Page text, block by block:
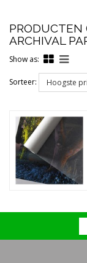
PRODUCTEN
ARCHIVAL
Show as:
Sorteer: Hoogste
Merken
Prijs